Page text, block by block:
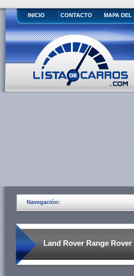
INICIO CONTACTO MAPA DEL
Navegación:
Land Rover Range